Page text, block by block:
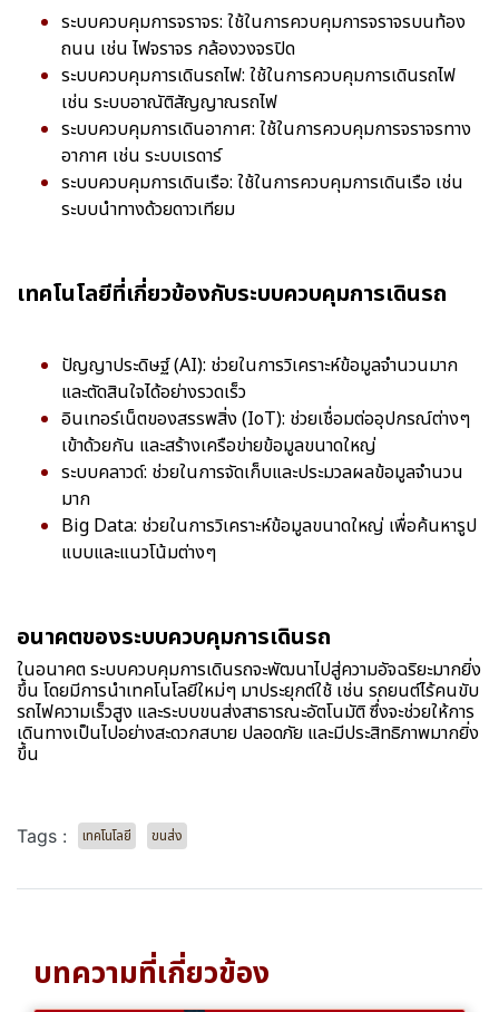
ระบบควบคุมการจราจร: ใช้ในการควบคุมการจราจรบนท้อง
ถนน เช่น ไฟจราจร กล้องวงจรปิด
ระบบควบคุมการเดินรถไฟ: ใช้ในการควบคุมการเดินรถไฟ
เช่น ระบบอาณัติสัญญาณรถไฟ
ระบบควบคุมการเดินอากาศ: ใช้ในการควบคุมการจราจรทาง
อากาศ เช่น ระบบเรดาร์
ระบบควบคุมการเดินเรือ: ใช้ในการควบคุมการเดินเรือ เช่น
ระบบนำทางด้วยดาวเทียม
เทคโนโลยีที่เกี่ยวข้องกับระบบควบคุมการเดินรถ
ปัญญาประดิษฐ์ (AI): ช่วยในการวิเคราะห์ข้อมูลจำนวนมาก
และตัดสินใจได้อย่างรวดเร็ว
อินเทอร์เน็ตของสรรพสิ่ง (IoT): ช่วยเชื่อมต่ออุปกรณ์ต่างๆ
เข้าด้วยกัน และสร้างเครือข่ายข้อมูลขนาดใหญ่
ระบบคลาวด์: ช่วยในการจัดเก็บและประมวลผลข้อมูลจำนวน
มาก
Big Data: ช่วยในการวิเคราะห์ข้อมูลขนาดใหญ่ เพื่อค้นหารูป
แบบและแนวโน้มต่างๆ
อนาคตของระบบควบคุมการเดินรถ
ในอนาคต ระบบควบคุมการเดินรถจะพัฒนาไปสู่ความอัจฉริยะมากยิ่ง
ขึ้น โดยมีการนำเทคโนโลยีใหม่ๆ มาประยุกต์ใช้ เช่น รถยนต์ไร้คนขับ
รถไฟความเร็วสูง และระบบขนส่งสาธารณะอัตโนมัติ ซึ่งจะช่วยให้การ
เดินทางเป็นไปอย่างสะดวกสบาย ปลอดภัย และมีประสิทธิภาพมากยิ่ง
ขึ้น
Tags : เทคโนโลยี ขนส่ง
บทความที่เกี่ยวข้อง